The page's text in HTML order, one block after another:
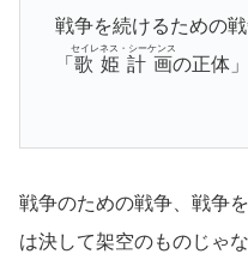
戦争を続けるための
「 歌姫計画
セイレネス・シーケンス
の正体」
戦争のための戦争、戦争
は決して架空のものじゃ